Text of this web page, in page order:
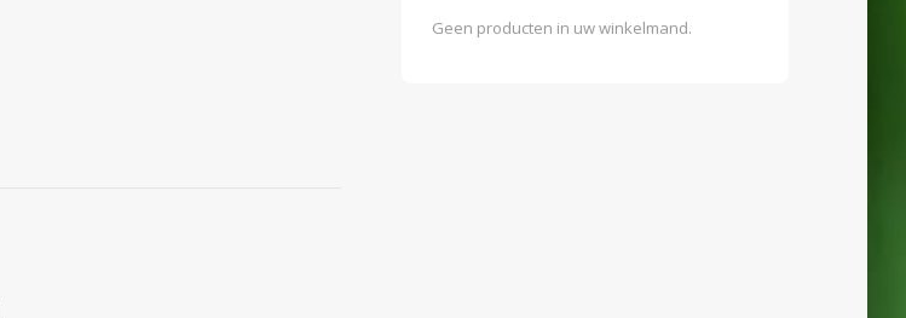
Geen producten in uw winkelmand.